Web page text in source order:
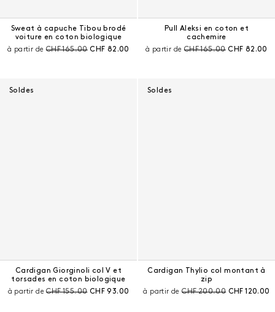
Sweat à capuche Tibou brodé
voiture en coton biologique
à partir dePrix avant remise :
CHF 165.00 Prix courant :
CHF 82.00
Pull Aleksi en coton et
cachemire
à partir dePrix avant remise :
CHF 165.00 Prix courant
CHF 82.00
Soldes
Cardigan Giorginoli col V et
torsades en coton biologique
à partir dePrix avant remise :
CHF 155.00 Prix courant :
CHF 93.00
Soldes
Cardigan Thylio col montant à
zip
à partir dePrix avant remise :
CHF 200.00 Prix courant
CHF 120.00